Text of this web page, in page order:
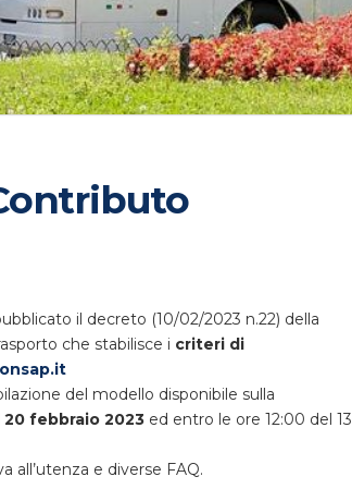
il decreto (10/02/2023 n.22) della
che stabilisce i criteri di
del modello disponibile sulla
febbraio 2023ed entro le ore 12:00 del 13
all’utenza e diverse FAQ.